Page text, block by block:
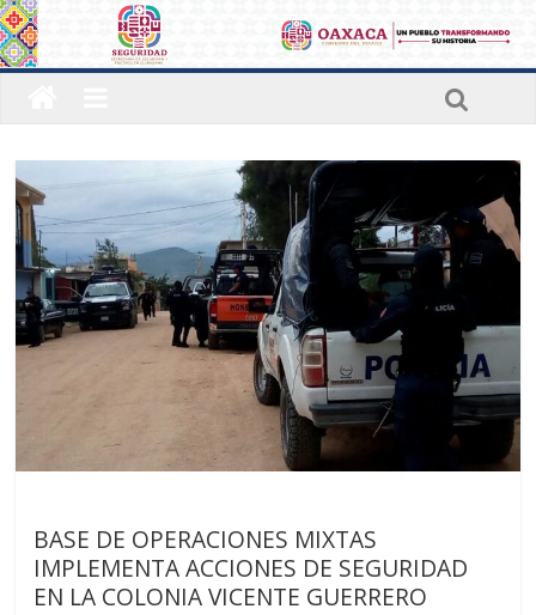
BASE DE OPERACIONES MIXTAS
IMPLEMENTA ACCIONES DE SEGURIDAD
EN LA COLONIA VICENTE GUERRERO